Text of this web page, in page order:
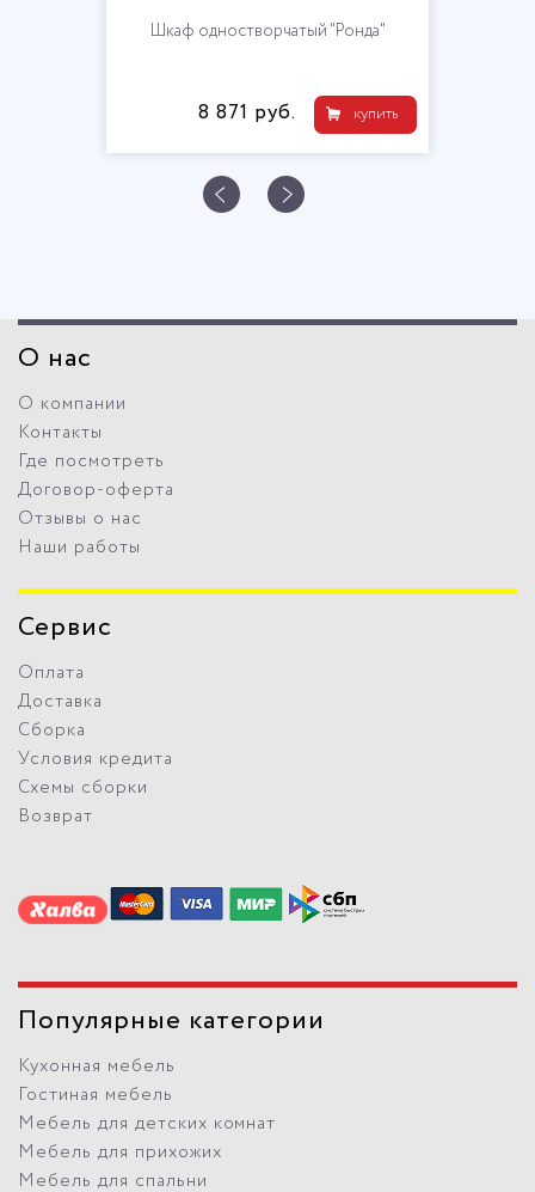
Шкаф одностворчатый "Ронда"
купить
8 871 руб.
О нас
О компании
Контакты
Где посмотреть
Договор-оферта
Отзывы о нас
Наши работы
Сервис
Оплата
Доставка
Сборка
Условия кредита
Схемы сборки
Возврат
Популярные категории
Кухонная мебель
Гостиная мебель
Мебель для детских комнат
Мебель для прихожих
Мебель для спальни